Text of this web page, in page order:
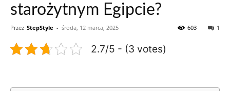
starożytnym Egipcie?
Przez StepStyle - środa, 12 marca, 2025 1
603
2.7/5 - (3 votes)